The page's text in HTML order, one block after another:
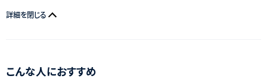
詳細を閉じる
こんな人におすすめ